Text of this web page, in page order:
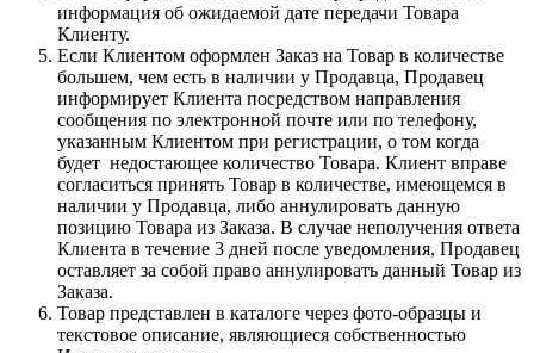
информация об ожидаемой дате передачи Товара
Клиенту.
Если Клиентом оформлен Заказ на Товар в количестве
большем, чем есть в наличии у Продавца, Продавец
информирует Клиента посредством направления
сообщения по электронной почте или по телефону,
указанным Клиентом при регистрации, о том когда
будет недостающее количество Товара. Клиент вправе
согласиться принять Товар в количестве, имеющемся в
наличии у Продавца, либо аннулировать данную
позицию Товара из Заказа. В случае неполучения ответа
Клиента в течение 3 дней после уведомления, Продавец
оставляет за собой право аннулировать данный Товар из
Заказа.
Товар представлен в каталоге через фото-образцы и
текстовое описание, являющиеся собственностью